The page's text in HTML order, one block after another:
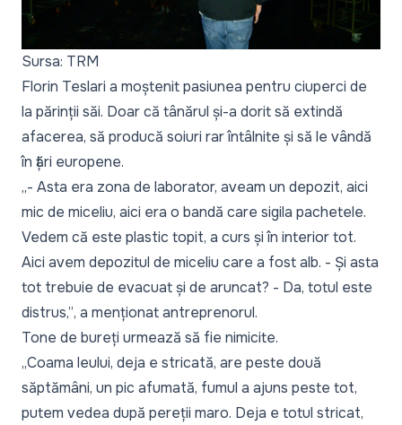
Sursa: TRM
Florin Teslari a moștenit pasiunea pentru ciuperci de
la părinții săi. Doar că tânărul și-a dorit să extindă
afacerea, să producă soiuri rar întâlnite și să le vândă
în țări europene.
„- Asta era zona de laborator, aveam un depozit, aici
mic de miceliu, aici era o bandă care sigila pachetele.
Vedem că este plastic topit, a curs și în interior tot.
Aici avem depozitul de miceliu care a fost alb. - Și asta
tot trebuie de evacuat și de aruncat? - Da, totul este
distrus,”, a menționat antreprenorul.
Tone de bureți urmează să fie nimicite.
„Coama leului, deja e stricată, are peste două
săptămâni, un pic afumată, fumul a ajuns peste tot,
putem vedea după pereții maro. Deja e totul stricat,